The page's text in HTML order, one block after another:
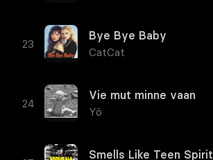
Bye Bye Baby
CatCat
Vie mut minne vaan
Yö
Smells Like Teen Spirit